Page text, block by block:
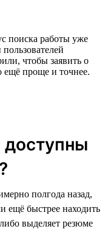
поиска работы уже
чтобы заявить о
ещё проще и точнее.
доступны
полгода назад,
ещё быстрее находить
выделяет резюме